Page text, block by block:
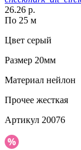
26.26 р.
По 25 м
Цвет серый
Размер 20мм
Материал нейлон
Прочее жесткая
Артикул 20076